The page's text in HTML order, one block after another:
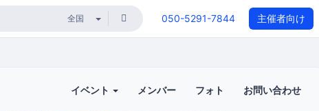
050-5291-7844 主催者向け
イベント メンバー フォト お問い合わせ